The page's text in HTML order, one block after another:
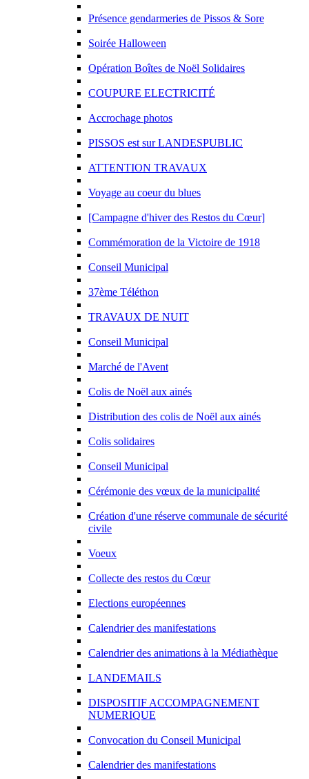
Présence gendarmeries de Pissos & Sore
Soirée Halloween
Opération Boîtes de Noël Solidaires
COUPURE ELECTRICITÉ
Accrochage photos
PISSOS est sur LANDESPUBLIC
ATTENTION TRAVAUX
Voyage au coeur du blues
[Campagne d'hiver des Restos du Cœur]
Commémoration de la Victoire de 1918
Conseil Municipal
37ème Téléthon
TRAVAUX DE NUIT
Conseil Municipal
Marché de l'Avent
Colis de Noël aux ainés
Distribution des colis de Noël aux ainés
Colis solidaires
Conseil Municipal
Cérémonie des vœux de la municipalité
Création d'une réserve communale de sécurité
civile
Voeux
Collecte des restos du Cœur
Elections européennes
Calendrier des manifestations
Calendrier des animations à la Médiathèque
LANDEMAILS
DISPOSITIF ACCOMPAGNEMENT
NUMERIQUE
Convocation du Conseil Municipal
Calendrier des manifestations